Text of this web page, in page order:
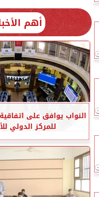
أهم
النواب يوافق على
للمركز الدولي